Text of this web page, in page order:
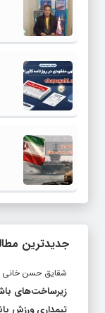
جدیدترین
شقایق حسن خانی
زیرساخت‌های
تیمداری ورزش